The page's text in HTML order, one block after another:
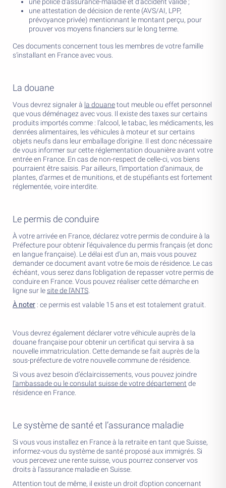
une attestation de décision de rente (AVS/AI, LPP,
prévoyance privée) mentionnant le montant perçu, pour
prouver vos moyens financiers sur le long terme.
Ces documents concernent tous les membres de votre famille
s’installant en France avec vous.
La douane
Vous devrez signaler à la douanetout meuble ou effet personnel
que vous déménagez avec vous. Il existe des taxes sur certains
produits importés comme : l’alcool, le tabac, les médicaments, les
denrées alimentaires, les véhicules à moteur et sur certains
objets neufs dans leur emballage d’origine. Il est donc nécessaire
de vous informer sur cette réglementation douanière avant votre
entrée en France. En cas de non-respect de celle-ci, vos biens
pourraient être saisis. Par ailleurs, l’importation d’animaux, de
plantes, d’armes et de munitions, et de stupéfiants est fortement
réglementée, voire interdite.
Le permis de conduire
À votre arrivée en France, déclarez votre permis de conduire à la
Préfecture pour obtenir l’équivalence du permis français (et donc
en langue française). Le délai est d’un an, mais vous pouvez
demander ce document avant votre 6e mois de résidence. Le cas
échéant, vous serez dans l’obligation de repasser votre permis de
conduire en France. Vous pouvez réaliser cette démarche en
ligne sur lesite de l’ANTS
À noter : ce permis est valable 15 ans et est totalement gratuit.
Vous devrez également déclarer votre véhicule auprès de la
douane française pour obtenir un certificat qui servira à sa
nouvelle immatriculation. Cette demande se fait auprès de la
sous-préfecture de votre nouvelle commune de résidence.
Si vous avez besoin d’éclaircissements, vous pouvez joindre
l’ambassade ou le consulat suisse de votre département de
résidence en France.
Le système de santé et l’assurance maladie
Si vous vous installez en France à la retraite en tant que Suisse,
informez-vous du système de santé proposé aux immigrés. Si
vous percevez une rente suisse, vous pourrez conserver vos
droits à l’assurance maladie en Suisse.
Attention tout de même, il existe un droit d’option concernant